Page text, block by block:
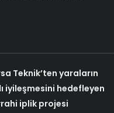
Teknik’ten yaraların
iyileşmesini hedefleyen
iplik projesi